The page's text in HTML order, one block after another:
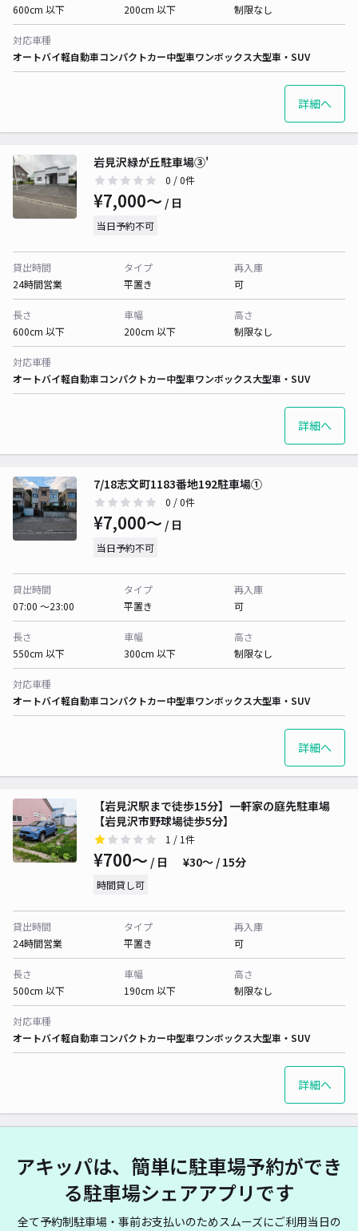
600cm 以下
200cm 以下
制限なし
対応車種
オートバイ軽自動車コンパクトカー中型車ワンボックス大型車・SUV
詳細へ
岩見沢緑が丘駐車場③'
0 / 0件
¥7,000〜 / 日
当日予約不可
貸出時間
24時間営業
タイプ
平置き
再入庫
可
長さ
600cm 以下
車幅
200cm 以下
高さ
制限なし
対応車種
オートバイ軽自動車コンパクトカー中型車ワンボックス大型車・SUV
詳細へ
7/18志文町1183番地192駐車場①
0 / 0件
¥7,000〜 / 日
当日予約不可
貸出時間
07:00 〜23:00
タイプ
平置き
再入庫
可
長さ
550cm 以下
車幅
300cm 以下
高さ
制限なし
対応車種
オートバイ軽自動車コンパクトカー中型車ワンボックス大型車・SUV
詳細へ
【岩見沢駅まで徒歩15分】一軒家の庭先駐車場
【岩見沢市野球場徒歩5分】
1 / 1件
¥700〜 / 日 ¥30〜 / 15分
時間貸し可
貸出時間
24時間営業
タイプ
平置き
再入庫
可
長さ
500cm 以下
車幅
190cm 以下
高さ
制限なし
対応車種
オートバイ軽自動車コンパクトカー中型車ワンボックス大型車・SUV
詳細へ
アキッパは、簡単に駐車場予約ができ
る駐車場シェアアプリです
全て予約制駐車場・事前お支払いのためスムーズにご利用当日の